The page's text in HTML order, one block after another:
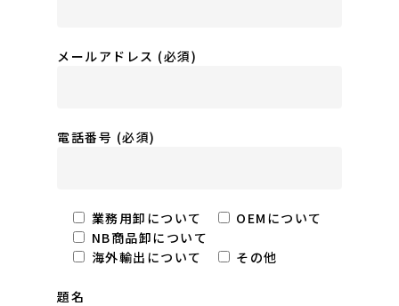
メールアドレス (必須)
電話番号 (必須)
業務用卸について
OEMについて
NB商品卸について
海外輸出について
その他
題名